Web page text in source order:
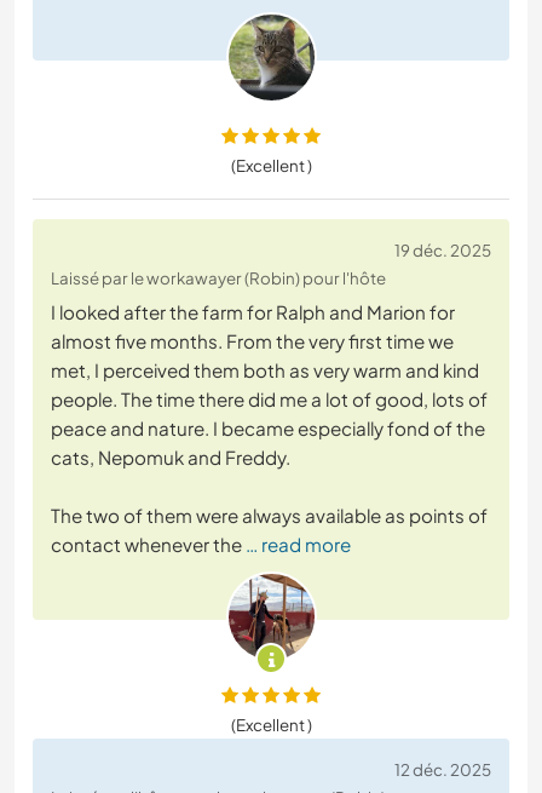
(Excellent )
19 déc. 2025
Laissé par le workawayer (Robin) pour l'hôte
I looked after the farm for Ralph and Marion for
almost five months. From the very first time we
met, I perceived them both as very warm and kind
people. The time there did me a lot of good, lots of
peace and nature. I became especially fond of the
cats, Nepomuk and Freddy.
The two of them were always available as points of
contact whenever the … read more
(Excellent )
12 déc. 2025